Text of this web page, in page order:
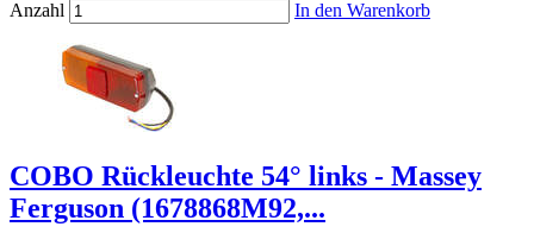
Anzahl
In den Warenkorb
COBO Rückleuchte 54° links - Massey
Ferguson (1678868M92,...